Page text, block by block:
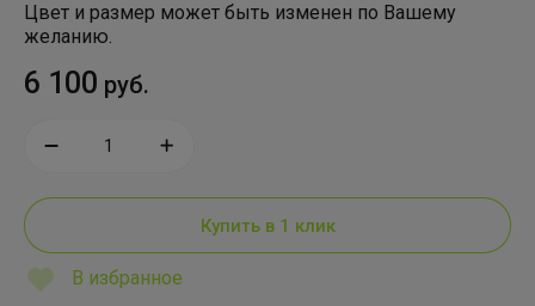
Цвет и размер может быть изменен по Вашему
желанию.
6 100 руб.
Купить в 1 клик
В избранное